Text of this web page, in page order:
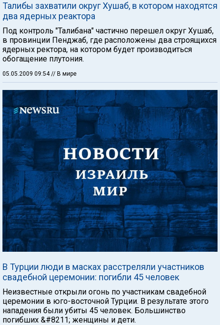
Талибы захватили округ Хушаб, в котором находятся
два ядерных реактора
Под контроль "Талибана" частично перешел округ Хушаб,
в провинции Пенджаб, где расположены два строящихся
ядерных ректора, на котором будет производиться
обогащение плутония.
05.05.2009 09:54// В мире
В Турции люди в масках расстреляли участников
свадебной церемонии: погибли 45 человек
Неизвестные открыли огонь по участникам свадебной
церемонии в юго-восточной Турции. В результате этого
нападения были убиты 45 человек. Большинство
погибших &#8211; женщины и дети.